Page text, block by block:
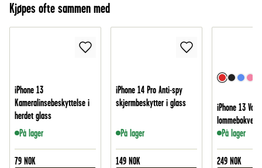
Kjøpes ofte sammen med
iPhone 13
Kameralinsebeskyttelse i
herdet glass
På lager
79 NOK
iPhone 14 Pro Anti-spy
skjermbeskytter i glass
På lager
149 NOK
iPhone 13
På lager
249 NOK